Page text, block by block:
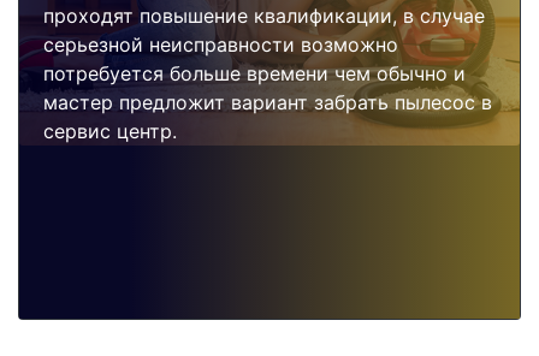
проходят повышение квалификации, в случае
серьезной неисправности возможно
потребуется больше времени чем обычно и
мастер предложит вариант забрать пылесос в
сервис центр.